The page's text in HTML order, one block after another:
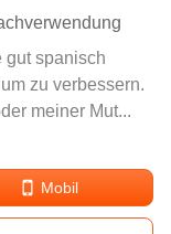
gut spanisch
zu verbessern.
meiner Mut...
Mobil